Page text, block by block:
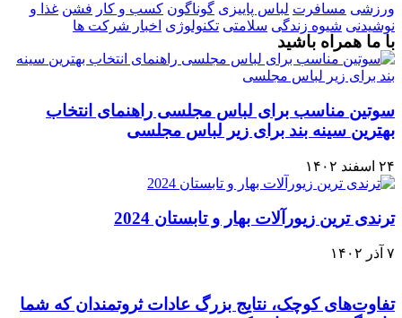
ورزشی مسافرت لباس پاییزی گوناگون کسب و کار فشن غذا و
نوشیدنی شیوه زندگی سلامتی تکنولوژی اخبار شرکت ها
با ما همراه باشید
سوتین مناسب برای لباس مجلسی راهنمای انتخاب
بهترین سینه بند برای زیر لباس مجلسی
۲۴ اسفند ۱۴۰۲
ترندی‌ ترین زیورآلات بهار و تابستان 2024
۷ آذر ۱۴۰۲
تفاوت‌های کوچک، نتایج بزرگ عادات ثروتمندان که شما